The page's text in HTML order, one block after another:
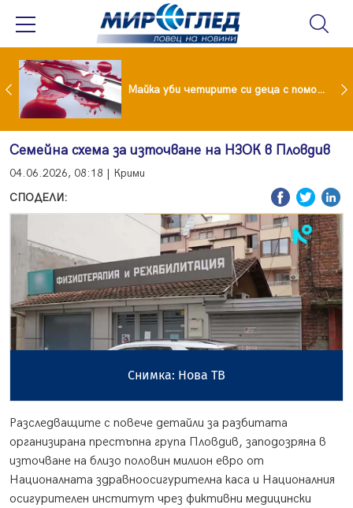
Проф.Кантарджиев: Пазете се от комарите и полово предаваните инфекции Майка уби четирите си деца с помощта на баба им, след което се самоуби
Семейна схема за източване на НЗОК в Пловдив
04.06.2026, 08:18 | Крими
СПОДЕЛИ:
Снимка: Нова ТВ
Разследващите с повече детайли за разбитата
организирана престъпна група Пловдив, заподозряна в
източване на близо половин милион евро от
Националната здравноосигурителна каса и Националния
осигурителен институт чрез фиктивни медицински